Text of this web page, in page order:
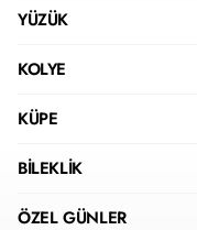
YÜZÜK
KOLYE
KÜPE
BİLEKLİK
ÖZEL GÜNLER